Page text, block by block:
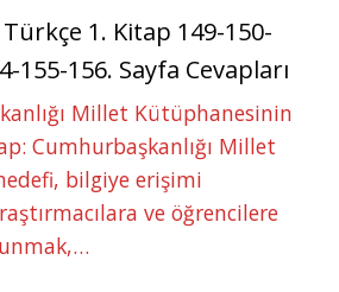
Türkçe 1. Kitap 149-150-
155-156. Sayfa Cevapları
Millet Kütüphanesinin
Cumhurbaşkanlığı Millet
bilgiye erişimi
ve öğrencilere